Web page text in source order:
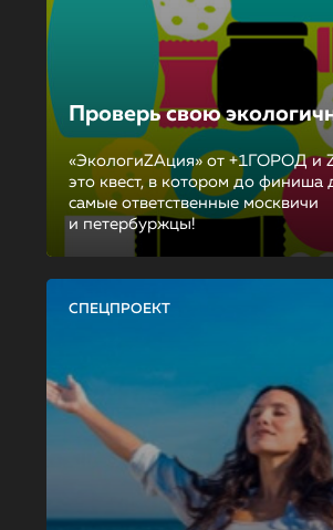
Проверь свою
«ЭкологиZAция» от +1ГОРОД и
это квест, в котором до финиша
самые ответственные москвичи
и петербуржцы!
СПЕЦПРОЕКТ